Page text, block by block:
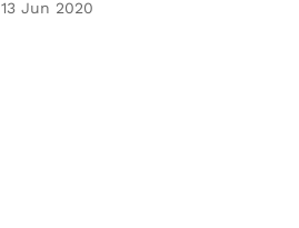
13 Jun 2020